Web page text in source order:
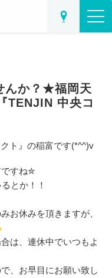
んか？★福岡天
TENJIN 中央コ
ト』の稲富です(*^^)v
ですね✮
とか！！
お休みを頂きますが、
は、連休中でいつもよ
、お早目にお願い致し